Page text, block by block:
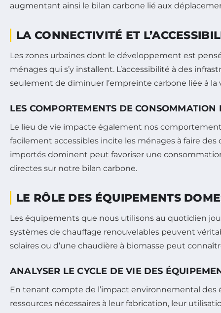
augmentant ainsi le bilan carbone lié aux
LA CONNECTIVITÉ ET
Les zones urbaines dont le développement est
ménages qui s’y installent. L’accessibilité à des
seulement de diminuer l’empreinte carbone liée à la
LES COMPORTEMENTS DE
Le lieu de vie impacte également nos
facilement accessibles incite les ménages à faire
importés dominent peut favoriser une
directes sur notre bilan carbone.
LE RÔLE DES ÉQUIPEMENTS
Les équipements que nous utilisons au quotidien
systèmes de chauffage renouvelables peuvent
solaires ou d’une chaudière à biomasse peut
ANALYSER LE CYCLE DE VIE DES
En tenant compte de l’impact environnemental
ressources nécessaires à leur fabrication, leur